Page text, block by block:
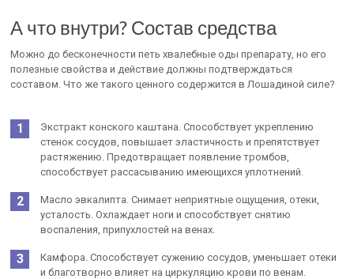
А что внутри? Состав средства
Можно до бесконечности петь хвалебные оды препарату, но его
полезные свойства и действие должны подтверждаться
составом. Что же такого ценного содержится в Лошадиной силе?
Экстракт конского каштана. Способствует укреплению
стенок сосудов, повышает эластичность и препятствует
растяжению. Предотвращает появление тромбов,
способствует рассасыванию имеющихся уплотнений.
Масло эвкалипта. Снимает неприятные ощущения, отеки,
усталость. Охлаждает ноги и способствует снятию
воспаления, припухлостей на венах.
Камфора. Способствует сужению сосудов, уменьшает отеки
и благотворно влияет на циркуляцию крови по венам.